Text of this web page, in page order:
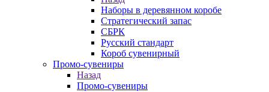
Наборы в деревянном коробе
Стратегический запас
СБРК
Русский стандарт
Короб сувенирный
Промо-сувениры
Назад
Промо-сувениры